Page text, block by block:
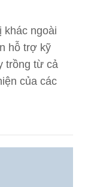
khác ngoài
hỗ trợ kỹ
trồng từ cả
của các